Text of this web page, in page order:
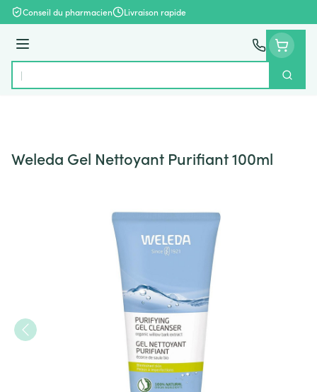
Aller au contenu
Conseil du pharmacien Livraison rapide
Menu
Rechercher
Weleda Gel Nettoyant Purifiant 100ml